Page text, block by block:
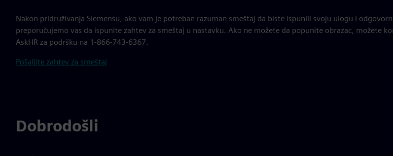
Nakon pridruživanja Siemensu, ako vam je potreban razuman smeštaj da biste ispunili svoju ulogu i
preporučujemo vas da ispunite zahtev za smeštaj u nastavku. Ako ne možete da popunite obrazac, možete
AskHR za podršku na 1-866-743-6367.
Pošaljite zahtev za smeštaj
Dobrodošli